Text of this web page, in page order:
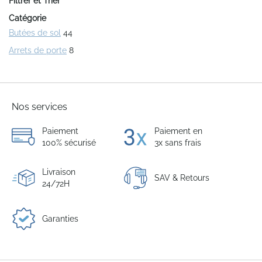
Catégorie
Butées de sol 44
Arrets de porte 8
Nos services
Paiement
100% sécurisé
Paiement en
3x sans frais
Livraison
24/72H
SAV & Retours
Garanties